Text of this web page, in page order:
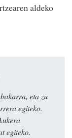
aldeko
eta zu
egiteko.
egiteko.